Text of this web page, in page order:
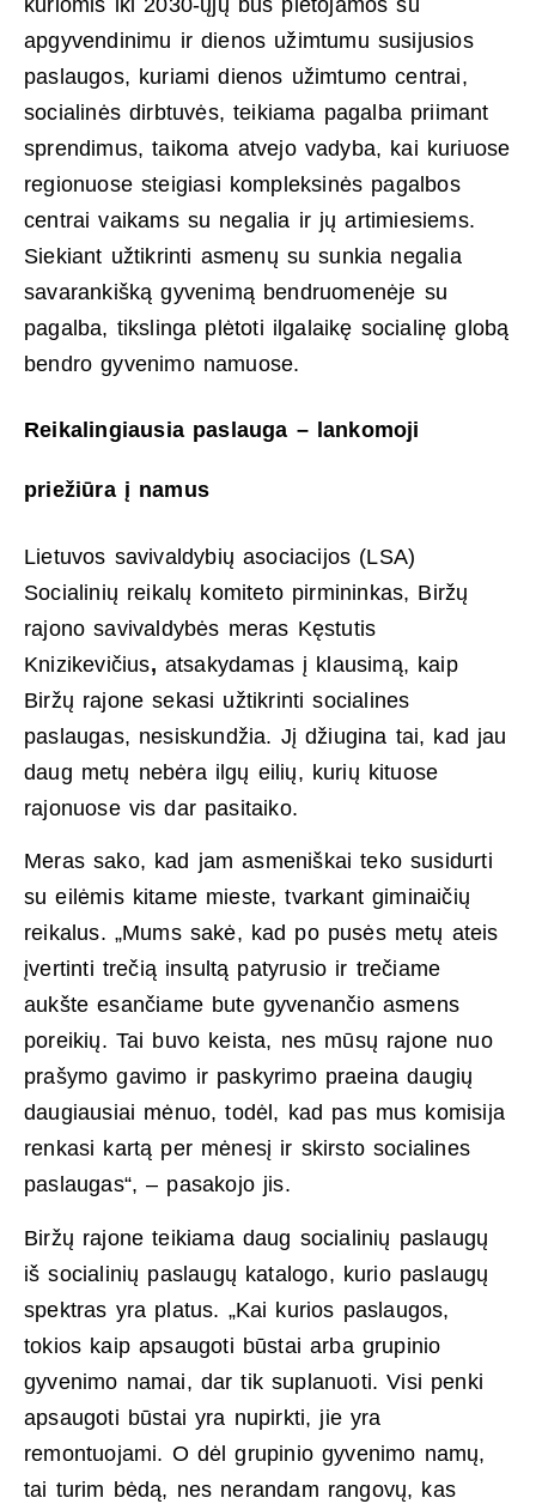
kuriomis iki 2030-ųjų bus plėtojamos su
apgyvendinimu ir dienos užimtumu susijusios
paslaugos, kuriami dienos užimtumo centrai,
socialinės dirbtuvės, teikiama pagalba priimant
sprendimus, taikoma atvejo vadyba, kai kuriuose
regionuose steigiasi kompleksinės pagalbos
centrai vaikams su negalia ir jų artimiesiems.
Siekiant užtikrinti asmenų su sunkia negalia
savarankišką gyvenimą bendruomenėje su
pagalba, tikslinga plėtoti ilgalaikę socialinę globą
bendro gyvenimo namuose.
Reikalingiausia paslauga – lankomoji
priežiūra į namus
Lietuvos savivaldybių asociacijos (LSA)
Socialinių reikalų komiteto pirmininkas, Biržų
rajono savivaldybės meras Kęstutis
Knizikevičius, atsakydamas į klausimą, kaip
Biržų rajone sekasi užtikrinti socialines
paslaugas, nesiskundžia. Jį džiugina tai, kad jau
daug metų nebėra ilgų eilių, kurių kituose
rajonuose vis dar pasitaiko.
Meras sako, kad jam asmeniškai teko susidurti
su eilėmis kitame mieste, tvarkant giminaičių
reikalus. „Mums sakė, kad po pusės metų ateis
įvertinti trečią insultą patyrusio ir trečiame
aukšte esančiame bute gyvenančio asmens
poreikių. Tai buvo keista, nes mūsų rajone nuo
prašymo gavimo ir paskyrimo praeina daugių
daugiausiai mėnuo, todėl, kad pas mus komisija
renkasi kartą per mėnesį ir skirsto socialines
paslaugas“, – pasakojo jis.
Biržų rajone teikiama daug socialinių paslaugų
iš socialinių paslaugų katalogo, kurio paslaugų
spektras yra platus. „Kai kurios paslaugos,
tokios kaip apsaugoti būstai arba grupinio
gyvenimo namai, dar tik suplanuoti. Visi penki
apsaugoti būstai yra nupirkti, jie yra
remontuojami. O dėl grupinio gyvenimo namų,
tai turim bėdą, nes nerandam rangovų, kas